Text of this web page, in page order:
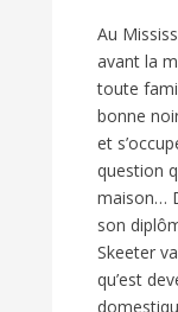
Au
avant la
toute
bonne
et
question
maison…
son
Skeeter
qu’est